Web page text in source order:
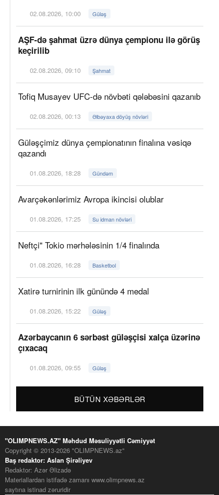
02.08.2026, 10:00 Güləş
AŞF-də şahmat üzrə dünya çempionu ilə görüş
keçirilib
02.08.2026, 09:10 Şahmat
Tofiq Musayev UFC-də növbəti qələbəsini qazanıb
02.08.2026, 00:13 Əlbəyaxa döyüş növləri
Güləşçimiz dünya çempionatının finalına vəsiqə
qazandı
01.08.2026, 18:28 Gündəm
Avarçəkənlərimiz Avropa ikincisi olublar
01.08.2026, 17:25 Su idman növləri
Neftçi" Tokio mərhələsinin 1/4 finalında
01.08.2026, 16:28 Basketbol
Xatirə turnirinin ilk günündə 4 medal
01.08.2026, 15:22 Güləş
Azərbaycanın 6 sərbəst güləşçisi xalça üzərinə
çıxacaq
01.08.2026, 09:55 Güləş
BÜTÜN XƏBƏRLƏR
"OLIMPNEWS.AZ" Məhdud Məsuliyyətli Cəmiyyət
Copyright © 2013-2026 "OLIMPNEWS.az"
Baş redaktor: Aslan Şirəliyev
Redaktor: Azər Əlizadə
Materiallardan istifadə zamanı www.olimpnews.az
saytına istinad zəruridir